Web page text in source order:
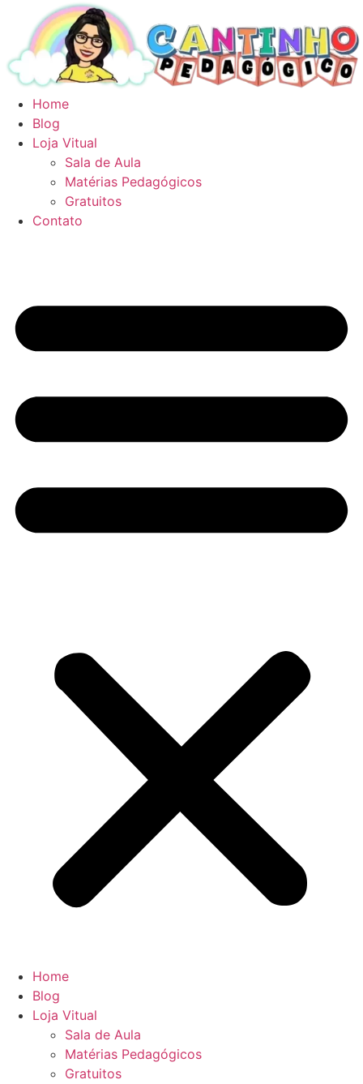
conteúdo
Home
Blog
Loja Vitual
Sala de Aula
Matérias Pedagógicos
Gratuitos
Contato
Home
Blog
Loja Vitual
Sala de Aula
Matérias Pedagógicos
Gratuitos